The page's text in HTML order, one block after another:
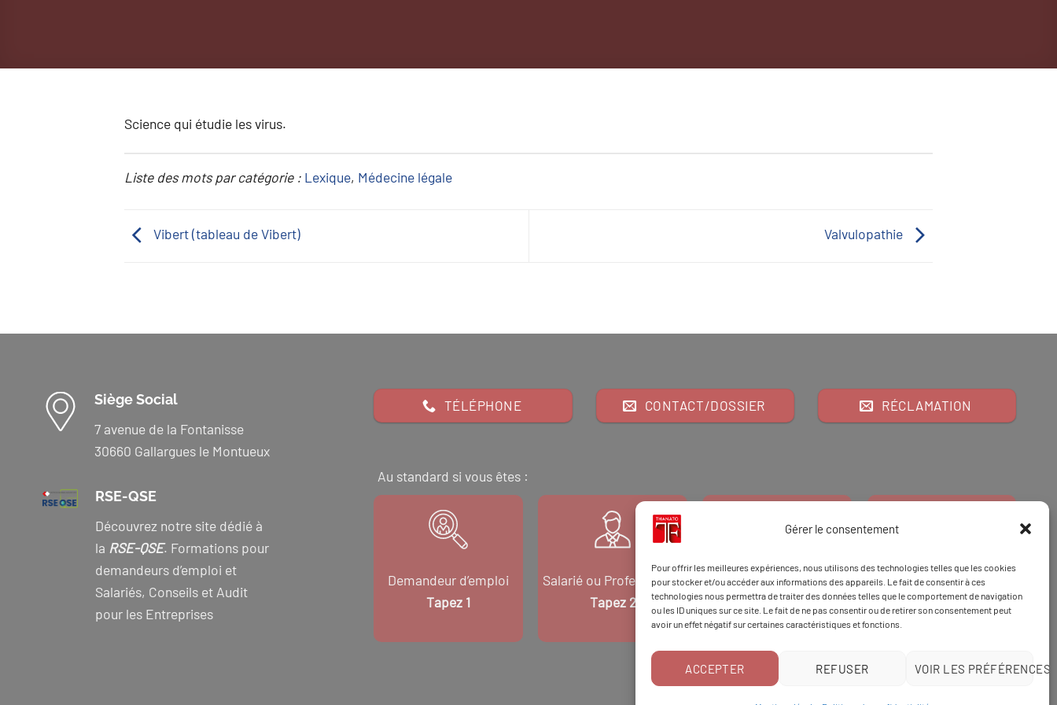
Gérer le consentement
Pour offrir les meilleures expériences, nous utilisons des technologies telles que les cookies
pour stocker et/ou accéder aux informations des appareils. Le fait de consentir à ces
technologies nous permettra de traiter des données telles que le comportement de navigation
ou les ID uniques sur ce site. Le fait de ne pas consentir ou de retirer son consentement peut
avoir un effet négatif sur certaines caractéristiques et fonctions.
ACCEPTER REFUSER VOIR LES PRÉFÉRENCES
Science qui étudie les virus.
Liste des mots par catégorie : Lexique, Médecine légale
Vibert (tableau de Vibert) Valvulopathie
Siège Social
7 avenue de la Fontanisse
30660 Gallargues le Montueux
RSE-QSE
Découvrez notre site dédié à
la RSE-QSE. Formations pour
demandeurs d’emploi et
Salariés, Conseils et Audit
pour les Entreprises
TÉLÉPHONE CONTACT/DOSSIER RÉCLAMATION
Au standard si vous êtes :
Demandeur d’emploi
Tapez 1
Salarié ou Professionnel
Tapez 2
Financeur
Tapez 3
EtTapez 98pour
une formation